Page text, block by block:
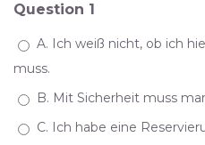
Question 1
A. Ich weiß nicht, ob ich
muss.
B. Mit Sicherheit muss
C. Ich habe eine